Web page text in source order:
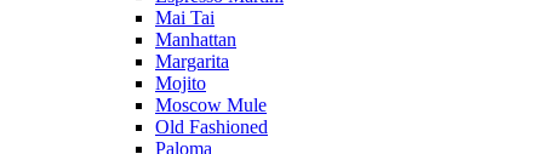
Mai Tai
Manhattan
Margarita
Mojito
Moscow Mule
Old Fashioned
Paloma